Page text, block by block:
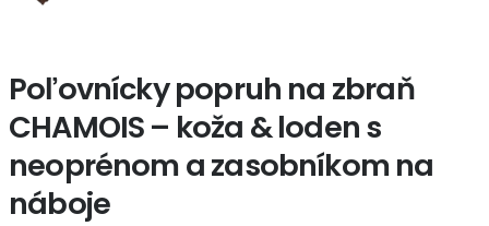
Poľovnícky popruh na zbraň
CHAMOIS – koža & loden s
neoprénom a zasobníkom na
náboje